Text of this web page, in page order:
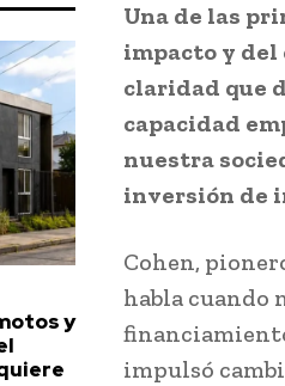
y
Una de las
impacto y del
claridad que
capacidad
nuestra
inversión de
Cohen,
habla cuando
impulsó